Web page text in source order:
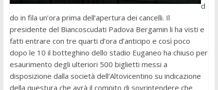
d
do in fila un’ora prima dell’apertura dei cancelli. Il
presidente del Biancoscudati Padova Bergamin li ha visti e
fatti entrare con tre quarti d’ora d’anticipo e così poco
dopo le 10 il botteghino dello stadio Euganeo ha chiuso per
esaurimento degli ulteriori 500 biglietti messi a
disposizione dalla società dell’Altovicentino su indicazione
della questura che avrà il compito di sovrintendere che